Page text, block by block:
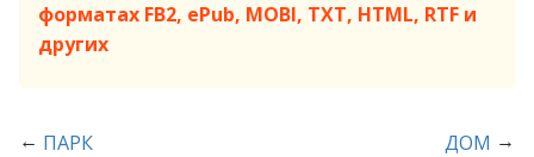
форматах FB2, ePub, MOBI, TXT, HTML, RTF и
других
← ПАРК ДОМ →